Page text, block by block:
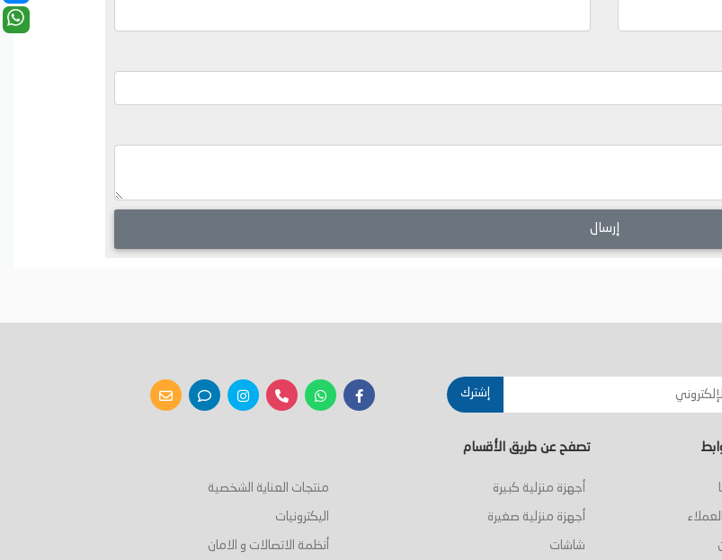
إرسال
إشترك
تصفح عن طريق الأقسام
أجهزة منزلية كبيرة
أجهزة منزلية صغيرة
شاشات
منتجات العناية الشخصية
اليكترونيات
أنظمة الاتصالات و الامان